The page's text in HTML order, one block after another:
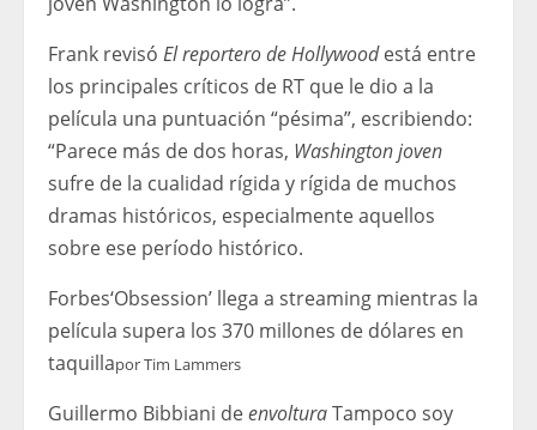
Frank revisó El reportero de Hollywoodestá entre
los principales críticos de RT que le dio a la
película una puntuación “pésima”, escribiendo:
“Parece más de dos horas, Washington joven
sufre de la cualidad rígida y rígida de muchos
dramas históricos, especialmente aquellos
sobre ese período histórico.
Forbes‘Obsession’ llega a streaming mientras la
película supera los 370 millones de dólares en
taquillaporTim Lammers
Guillermo Bibbiani deenvolturaTampoco soy